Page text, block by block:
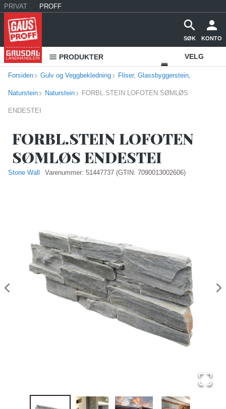
PRIVAT PROFF
SØK KONTO
PRODUKTER VELG
VAREHUS
KONTAKT
Forsiden Gulv og Veggbekledning Fliser, Glassbyggerstein,
Naturstein Naturstein FORBL.STEIN LOFOTEN SØMLØS
ENDESTEI
FORBL.STEIN LOFOTEN
SØMLØS ENDESTEI
Stone Wall Varenummer: 51447737 (GTIN: 7090013002606)